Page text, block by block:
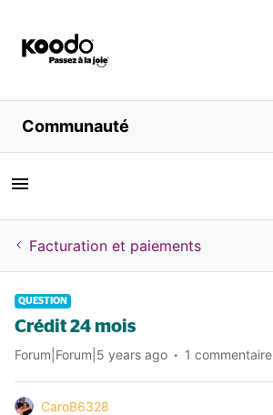
Magasiner
Libre service
Aide
Communauté
Facturation et paiements
QUESTION
Crédit 24 mois
Forum|Forum|5 years ago 1 commentaire
CaroB6328